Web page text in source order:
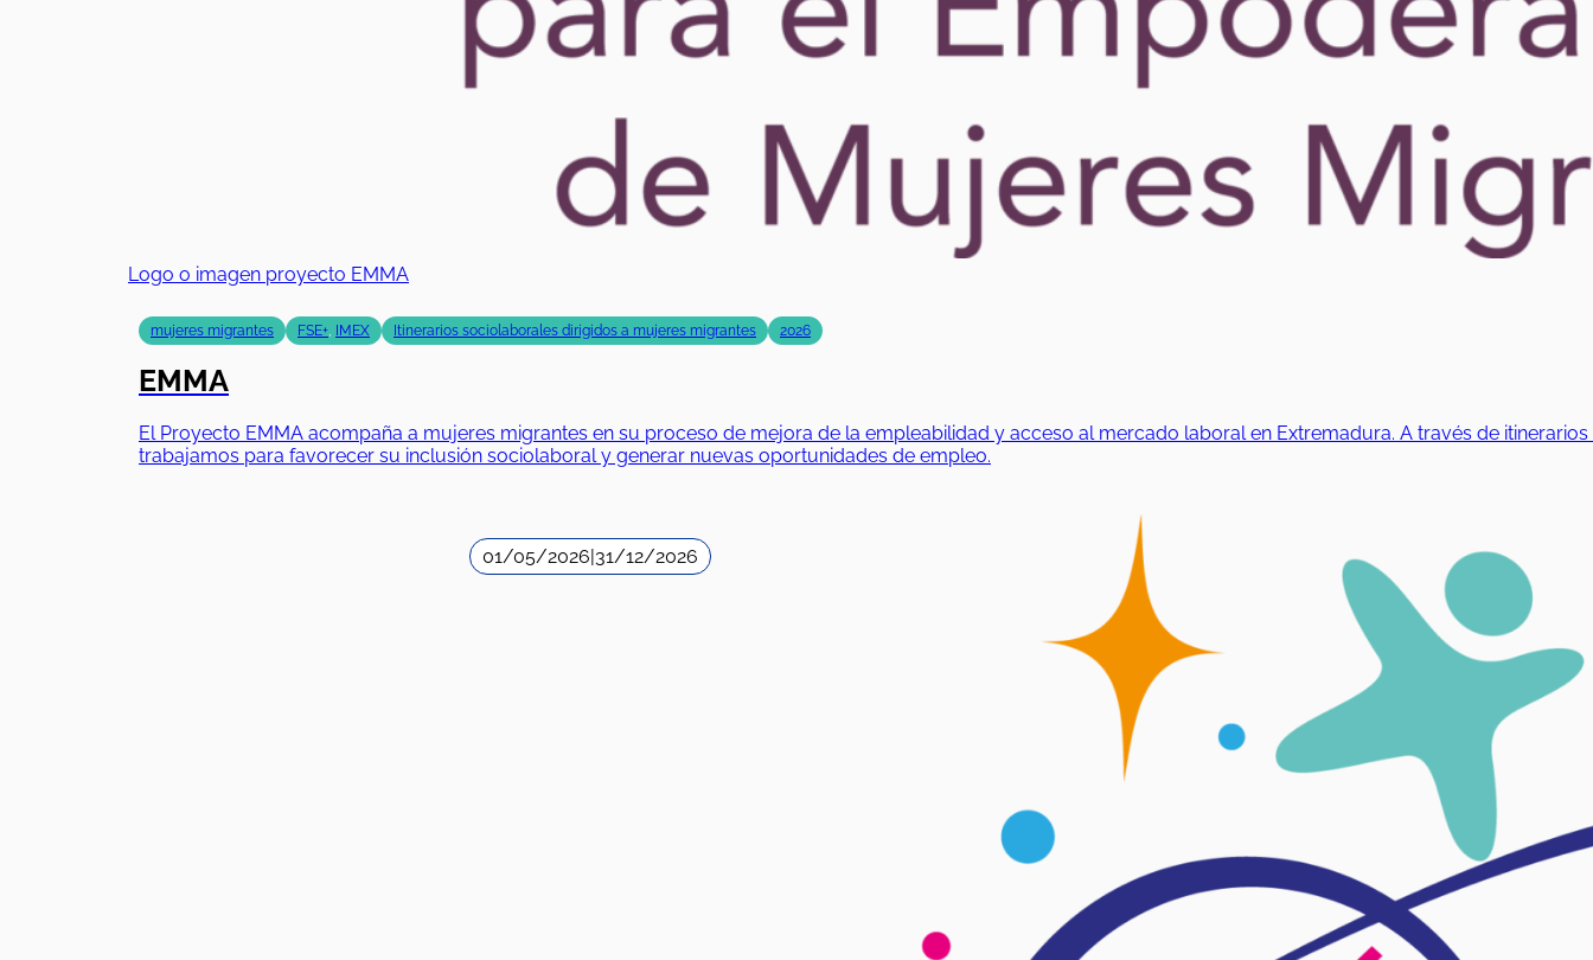
Logo o imagen proyecto EMMA
mujeres migrantes FSE+, IMEX Itinerarios sociolaborales dirigidos a mujeres migrantes 2026
EMMA
El Proyecto EMMA acompaña a mujeres migrantes en su proceso de mejora de la empleabilidad y acceso al mercado laboral en Extremadura. A través de
trabajamos para favorecer su inclusión sociolaboral y generar nuevas oportunidades de empleo.
01/05/2026|31/12/2026